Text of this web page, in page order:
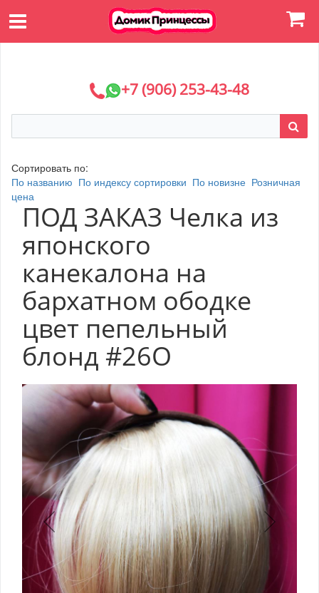
+7 (906) 253-43-48
Сортировать по:
По названию По индексу сортировки По новизне Розничная
цена
ПОД ЗАКАЗ Челка из
японского
канекалона на
бархатном ободке
цвет пепельный
блонд #26О